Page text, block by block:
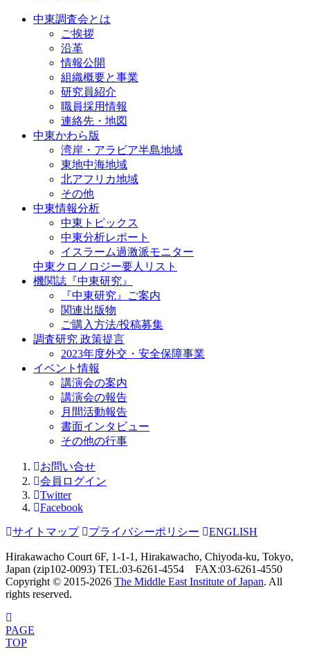
中東調査会とは
ご挨拶
沿革
情報公開
組織概要と事業
研究員紹介
職員採用情報
連絡先・地図
中東かわら版
湾岸・アラビア半島地域
東地中海地域
北アフリカ地域
その他
中東情報分析
中東トピックス
中東分析レポート
イスラーム過激派モニター
中東クロノロジー要人リスト
機関誌『中東研究』
『中東研究』ご案内
関連出版物
ご購入方法/投稿募集
調査研究 政策提言
2023年度外交・安全保障事業
イベント情報
講演会の案内
講演会の報告
月間活動報告
書面インタビュー
その他の行事
お問い合せ
会員ログイン
Twitter
Facebook
サイトマップ プライバシーポリシー ENGLISH
Hirakawacho Court 6F, 1-1-1, Hirakawacho, Chiyoda-ku, Tokyo,
Japan (zip102-0093) TEL:03-6261-4554 FAX:03-6261-4550
Copyright © 2015-2026 The Middle East Institute of Japan. All
rights reserved.
PAGE
TOP